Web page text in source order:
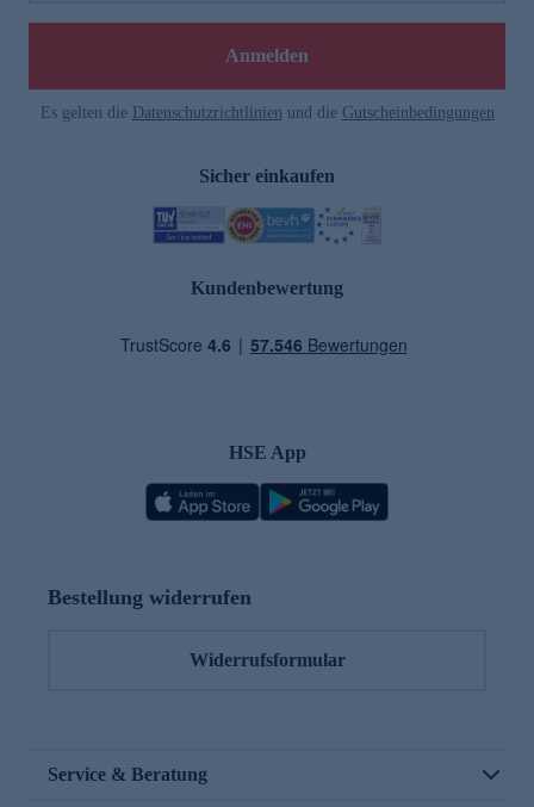
Anmelden
Es gelten die Datenschutzrichtlinien und die Gutscheinbedingungen
Sicher einkaufen
Kundenbewertung
HSE App
Bestellung widerrufen
Widerrufsformular
Service & Beratung